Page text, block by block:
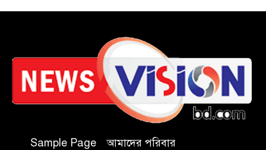
জামায়াত
কাল মহেশখালী দিয়ে শুরু
প্রধানমন্ত্রীর চট্টগ্রাম সফর
হল দখল করে অছাত্র ও সন্ত্রাসীদের
অভয়ারণ্য করা যাবে না-শিবির
Sample Page আমাদের পরিবার